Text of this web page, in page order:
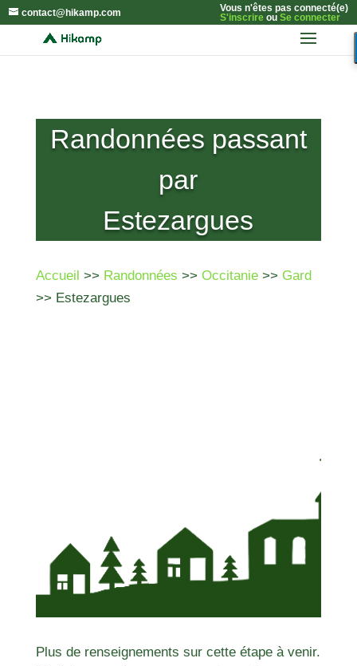
contact@hikamp.com
Vous n'êtes pas connecté(e)
S'inscrireou Se connecter
Randonnées passant
par
Estezargues
Accueil >> Randonnées >> Occitanie>> Gard
>> Estezargues
Plus de renseignements sur cette étape à venir.